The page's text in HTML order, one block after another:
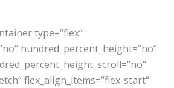
type=“flex“
hundred_percent_height=“no“
flex_align_items=“flex-start“